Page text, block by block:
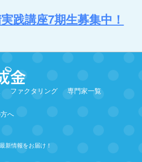
践講座7期生募集中！
ファクタリング
専門家一覧
へ
新情報をお届け！